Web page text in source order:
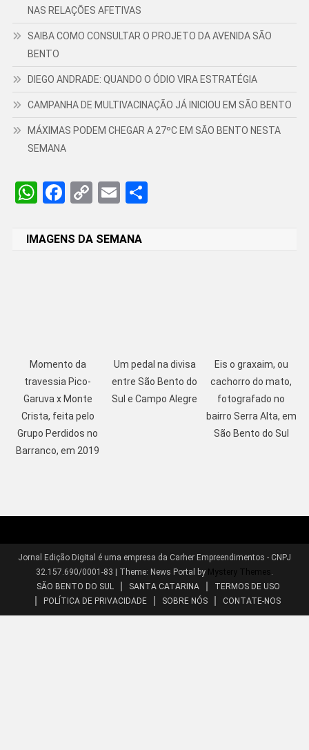
NAS RELAÇÕES AFETIVAS
SAIBA COMO CONSULTAR O PROJETO DA AVENIDA SÃO
BENTO
DIEGO ANDRADE: QUANDO O ÓDIO VIRA ESTRATÉGIA
CAMPANHA DE MULTIVACINAÇÃO JÁ INICIOU EM SÃO BENTO
MÁXIMAS PODEM CHEGAR A 27ºC EM SÃO BENTO NESTA
SEMANA
WhatsApp
Facebook
CopyEmailShare
IMAGENS DA SEMANA
Momento da
travessia Pico-
Garuva x Monte
Crista, feita pelo
Grupo Perdidos no
Barranco, em 2019
Um pedal na divisa
entre São Bento do
Sul e Campo Alegre
Eis o graxaim, ou
cachorro do mato,
fotografado no
bairro Serra Alta, em
São Bento do Sul
Jornal Edição Digital é uma empresa da Carher Empreendimentos - CNPJ
32.157.690/0001-83
Theme: News Portal by Mystery Themes .
SÃO BENTO DO SUL
SANTA CATARINA
TERMOS DE USO
POLÍTICA DE PRIVACIDADE
SOBRE NÓS CONTATE-NOS